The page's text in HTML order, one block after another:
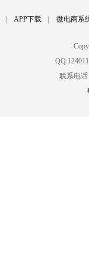
APP下载 微电商系
联系电话